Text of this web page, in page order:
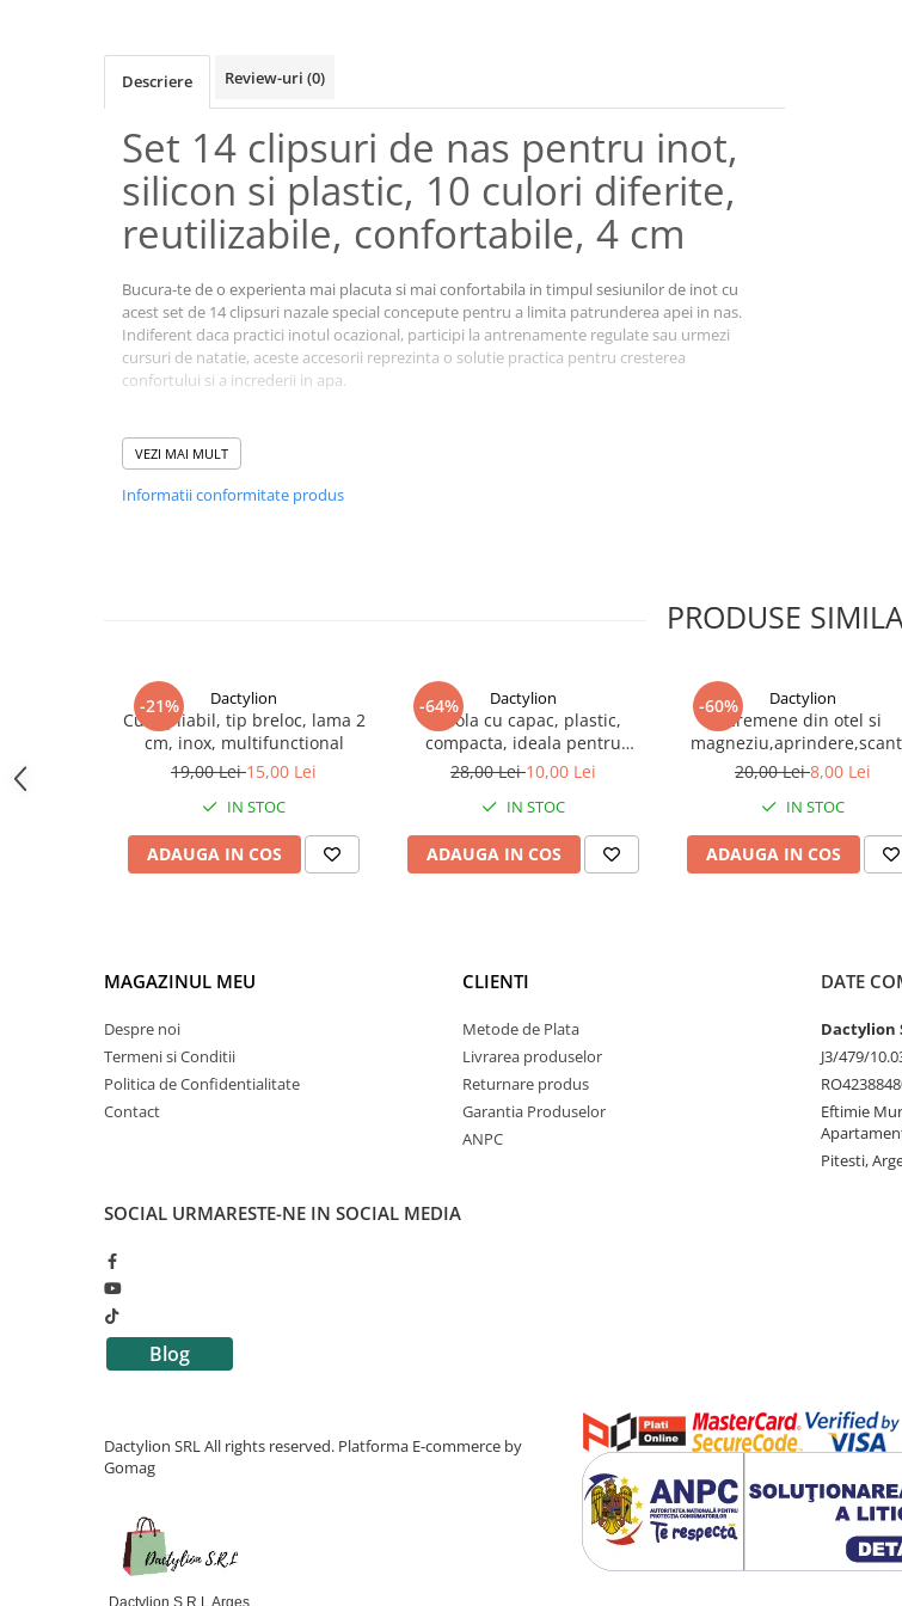
Descriere Review-uri (0)
Set 14 clipsuri de nas pentru inot,
silicon si plastic, 10 culori diferite,
reutilizabile, confortabile, 4 cm
Bucura-te de o experienta mai placuta si mai confortabila in timpul sesiunilor de inot cu
acest set de 14 clipsuri nazale special concepute pentru a limita patrunderea apei in nas.
Indiferent daca practici inotul ocazional, participi la antrenamente regulate sau urmezi
cursuri de natatie, aceste accesorii reprezinta o solutie practica pentru cresterea
confortului si a increderii in apa.
silicon se muleaza delicat pe zona nazala, reducand presiunea excesiva si oferind o fixare
VEZI MAI MULT
Informatii conformitate produs
PRODUSE
-21% Dactylion
Cutit pliabil, tip breloc, lama 2
cm, inox, multifunctional
19,00 Lei15,00 Lei
IN STOC
ADAUGA IN COS
-64% Dactylion
Busola cu capac, plastic,
compacta, ideala pentru
drumetii, camping,
negru
28,00 Lei10,00 Lei
IN STOC
ADAUGA IN COS
-60% Dactylion
Cremene din otel si
prin lovire,pana la 3000 de
20,00 Lei8,00 Lei
IN STOC
ADAUGA IN COS
MAGAZINUL MEU
Despre noi
Termeni si Conditii
Politica de Confidentialitate
Contact
CLIENTI
Metode de Plata
Livrarea produselor
Returnare produs
Garantia Produselor
ANPC
DATE
Dactylion
J3/479/
Eftimie
Pitesti,
SOCIAL URMARESTE-NE IN SOCIAL MEDIA
Blog
Dactylion SRL All rights reserved. Platforma E-commerce by
Gomag